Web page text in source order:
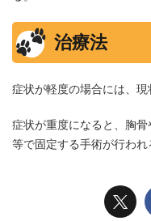
治療法
症状が軽度の場合には、現
症状が重度になると、胸
等で固定する手術が行われ